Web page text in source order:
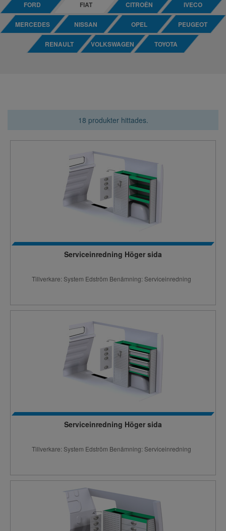
FORD FIAT CITROÊN IVECO
MERCEDES NISSAN OPEL PEUGEOT
RENAULT VOLKSWAGEN TOYOTA
18 produkter hittades.
Serviceinredning Höger sida
Tillverkare: System Edström Benämning: Serviceinredning
Serviceinredning Höger sida
Tillverkare: System Edström Benämning: Serviceinredning